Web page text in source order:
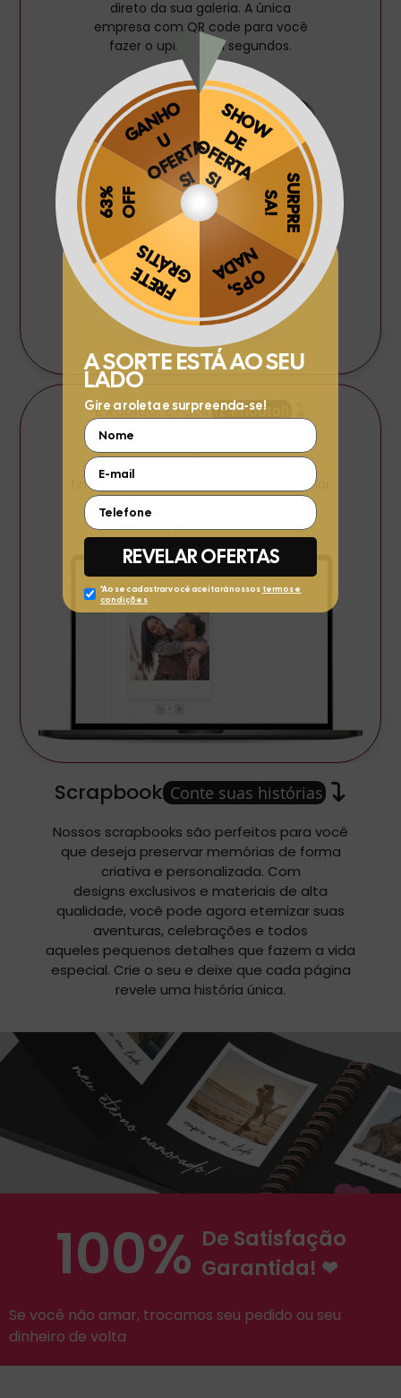
direto da sua galeria. A única
empresa com QR code para você
fazer o upload em segundos.
É Rápido, É Fácil(É Phooto!)
Suba suas fotos preferidas, revise o
enquadramento em nosso editor e
finalize seu pedido em minutos. A melhor
experiência é na Phooto!
Scrapbook Conte suas histórias
Nossos scrapbooks são perfeitos para você
que deseja preservar memórias de forma
criativa e personalizada. Com
designs exclusivos e materiais de alta
qualidade, você pode agora eternizar suas
aventuras, celebrações e todos
aqueles pequenos detalhes que fazem a vida
especial. Crie o seu e deixe que cada página
revele uma história única.
100% De Satisfação
Garantida! ❤
Se você não amar, trocamos seu pedido ou seu
dinheiro de volta
Obrigado por se cadastrar na
Aproveite e receba as novidades e ofertas exclusivas da